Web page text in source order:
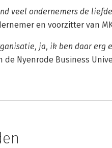
veel ondernemers de
en voorzitter van
ja, ik ben daar erg
de Nyenrode Business